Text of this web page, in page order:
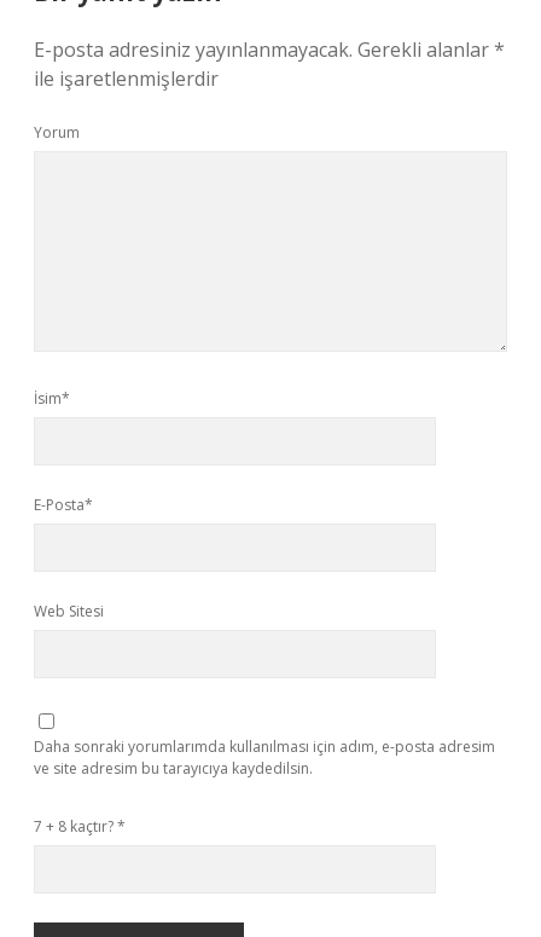
E-posta adresiniz yayınlanmayacak. Gerekli alanlar*
ile işaretlenmişlerdir
Yorum
İsim*
E-Posta*
Web Sitesi
Daha sonraki yorumlarımda kullanılması için adım, e-posta adresim
ve site adresim bu tarayıcıya kaydedilsin.
7 + 8 kaçtır?*